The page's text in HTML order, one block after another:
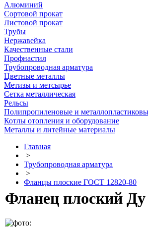
Алюминий
Сортовой прокат
Листовой прокат
Трубы
Нержавейка
Качественные стали
Профнастил
Трубопроводная арматура
Цветные металлы
Метизы и метсырье
Сетка металлическая
Рельсы
Полипропиленовые и
Котлы отопления и оборудование
Металлы и литейные материалы
Главная
>
Трубопроводная арматура
>
Фланцы плоские ГОСТ 12820-80
Фланец плоский Ду